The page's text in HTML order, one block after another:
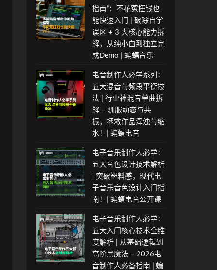
指南”：不花冤枉钱也
能快速入门 | 破除自学
误区 + 3 大核心能力拆
解，从纯小白到独立完
成Demo | 蝙蝠音乐
电音制作人必学系列：
五大混音与频段平衡技
法 | 行业神混音单曲拆
解 – 驯服动态与共
振，拯救作品浑浊与缩
水！| 蝙蝠电音
电子音乐制作人必学：
五大音色设计技术解析
| 突破塑料感，现代电
子音乐音色设计入门指
南！| 蝙蝠电音公开课
电子音乐制作人必学：
五大入门核心技术全维
度解析 | 从基础逻辑到
高阶黑魔法 – 2026电
音制作人必备指南 | 蝙